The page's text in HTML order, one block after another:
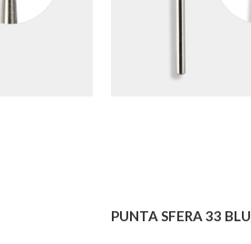
PUNTA SFERA 33 BLU